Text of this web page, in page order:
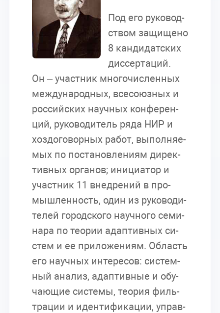
Под его ру­ко­вод­
ством за­щи­ще­но
8 кан­ди­дат­ских
дис­сер­та­ций.
Он – участ­ник мно­го­чис­лен­ных
меж­ду­на­род­ных, все­со­юз­ных и
рос­сий­ских на­уч­ных кон­фе­рен­
ций, ру­ко­во­ди­тель ряда НИР и
хоз­до­го­вор­ных ра­бот, вы­пол­ня­е­
мых по по­ста­нов­ле­ни­ям ди­рек­
тив­ных ор­га­нов; ини­ци­а­тор и
участ­ник 11 внед­ре­ний в про­
мыш­лен­ность, один из ру­ко­во­ди­
те­лей го­род­ско­го на­уч­но­го се­ми­
на­ра по тео­рии адап­тив­ных си­
стем и ее при­ло­же­ни­ям. Об­ласть
его на­уч­ных ин­те­ре­сов: си­стем­
ный ана­лиз, адап­тив­ные и обу­
ча­ю­щие си­сте­мы, тео­рия филь­
тра­ции и иден­ти­фи­ка­ции, управ­